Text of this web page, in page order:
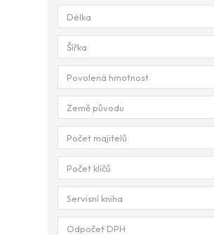
Délka
Šířka
Povolená hmotnost
Země původu
Počet majitelů
Počet klíčů
Servisní kniha
Odpočet DPH